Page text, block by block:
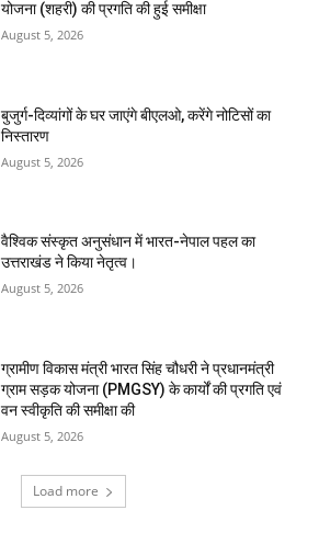
योजना (शहरी) की प्रगति की हुई समीक्षा
August 5, 2026
बुजुर्ग-दिव्यांगों के घर जाएंगे बीएलओ, करेंगे नोटिसों का
निस्तारण
August 5, 2026
वैश्विक संस्कृत अनुसंधान में भारत-नेपाल पहल का
उत्तराखंड ने किया नेतृत्व।
August 5, 2026
ग्रामीण विकास मंत्री भारत सिंह चौधरी ने प्रधानमंत्री
ग्राम सड़क योजना (PMGSY) के कार्यों की प्रगति एवं
वन स्वीकृति की समीक्षा की
August 5, 2026
Load more